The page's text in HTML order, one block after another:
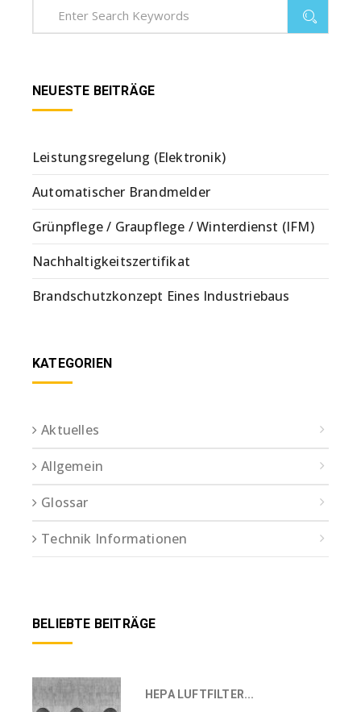
NEUESTE BEITRÄGE
Leistungsregelung (Elektronik)
Automatischer Brandmelder
Grünpflege / Graupflege / Winterdienst (IFM)
Nachhaltigkeitszertifikat
Brandschutzkonzept Eines Industriebaus
KATEGORIEN
Aktuelles
Allgemein
Glossar
Technik Informationen
BELIEBTE BEITRÄGE
HEPA LUFTFILTER...